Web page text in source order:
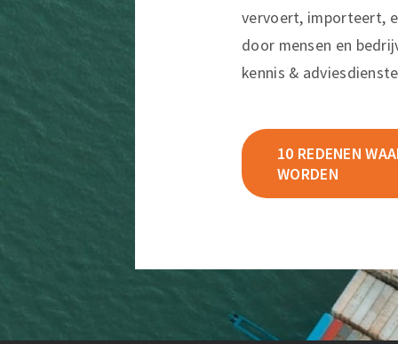
vervoert, importeert,
door mensen en
kennis &
10 REDENEN
WORDEN